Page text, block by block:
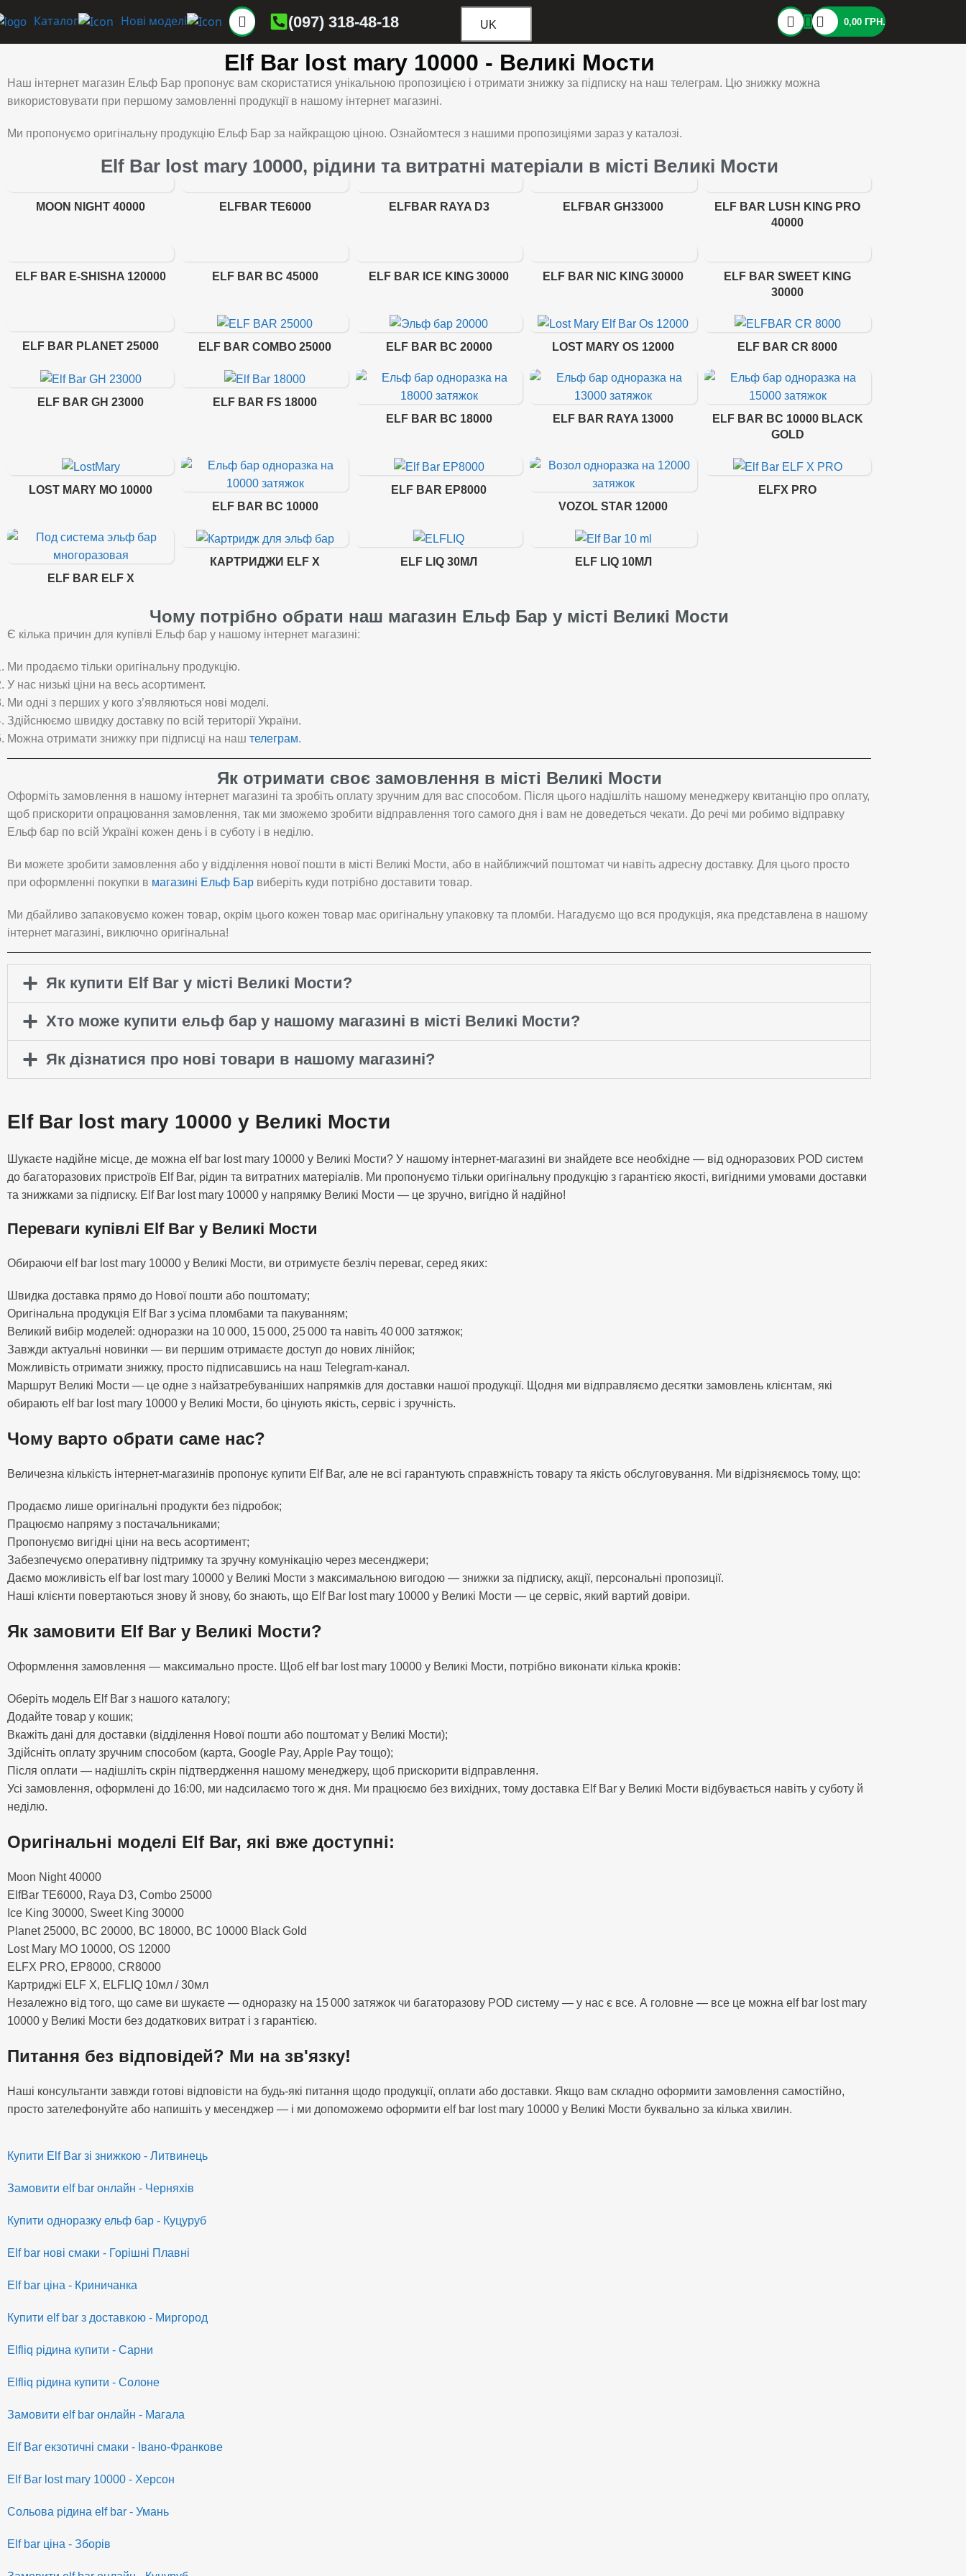
Каталог Нові моделі (097) 318-48-18 UK 0,00 ГРН.
Elf Bar lost mary 10000 - Великі Мости
Наш інтернет магазин Ельф Бар пропонує вам скористатися унікальною пропозицією і отримати знижку за підписку на наш телеграм. Цю знижку можна
використовувати при першому замовленні продукції в нашому інтернет магазині.
Ми пропонуємо оригінальну продукцію Ельф Бар за найкращою ціною. Ознайомтеся з нашими пропозиціями зараз у каталозі.
Elf Bar lost mary 10000, рідини та витратні матеріали в місті Великі Мости
MOON NIGHT 40000 ELFBAR TE6000 ELFBAR RAYA D3 ELFBAR GH33000
ELF BAR LUSH KING PRO
40000
ELF BAR E-SHISHA 120000 ELF BAR BC 45000 ELF BAR ICE KING 30000 ELF BAR NIC KING 30000
ELF BAR SWEET KING
30000
ELF BAR PLANET 25000 ELF BAR COMBO 25000 ELF BAR BC 20000 LOST MARY OS 12000 ELF BAR CR 8000
ELF BAR GH 23000
ELF BAR FS 18000
ELF BAR BC 18000
ELF BAR RAYA 13000
ELF BAR BC 10000 BLACK
GOLD
LOST MARY MO 10000
ELF BAR BC 10000
ELF BAR EP8000
VOZOL STAR 12000
ELFX PRO
ELF BAR ELF X
КАРТРИДЖИ ELF X ELF LIQ 30МЛ ELF LIQ 10МЛ
Чому потрібно обрати наш магазин Ельф Бар у місті Великі Мости
Є кілька причин для купівлі Ельф бар у нашому інтернет магазині:
Ми продаємо тільки оригінальну продукцію.
У нас низькі ціни на весь асортимент.
Ми одні з перших у кого з’являються нові моделі.
Здійснюємо швидку доставку по всій території України.
Можна отримати знижку при підписці на наш телеграм.
Як отримати своє замовлення в місті Великі Мости
Оформіть замовлення в нашому інтернет магазині та зробіть оплату зручним для вас способом. Після цього надішліть нашому менеджеру квитанцію про оплату,
щоб прискорити опрацювання замовлення, так ми зможемо зробити відправлення того самого дня і вам не доведеться чекати. До речі ми робимо відправку
Ельф бар по всій Україні кожен день і в суботу і в неділю.
Ви можете зробити замовлення або у відділення нової пошти в місті Великі Мости, або в найближчий поштомат чи навіть адресну доставку. Для цього просто
при оформленні покупки в магазині Ельф Бар виберіть куди потрібно доставити товар.
Ми дбайливо запаковуємо кожен товар, окрім цього кожен товар має оригінальну упаковку та пломби. Нагадуємо що вся продукція, яка представлена в нашому
інтернет магазині, виключно оригінальна!
Як купити Elf Bar у місті Великі Мости?
Хто може купити ельф бар у нашому магазині в місті Великі Мости?
Як дізнатися про нові товари в нашому магазині?
Elf Bar lost mary 10000 у Великі Мости
Шукаєте надійне місце, де можна elf bar lost mary 10000 у Великі Мости? У нашому інтернет-магазині ви знайдете все необхідне — від одноразових POD систем
до багаторазових пристроїв Elf Bar, рідин та витратних матеріалів. Ми пропонуємо тільки оригінальну продукцію з гарантією якості, вигідними умовами доставки
та знижками за підписку. Elf Bar lost mary 10000 у напрямку Великі Мости — це зручно, вигідно й надійно!
Переваги купівлі Elf Bar у Великі Мости
Обираючи elf bar lost mary 10000 у Великі Мости, ви отримуєте безліч переваг, серед яких:
Швидка доставка прямо до Нової пошти або поштомату;
Оригінальна продукція Elf Bar з усіма пломбами та пакуванням;
Великий вибір моделей: одноразки на 10 000, 15 000, 25 000 та навіть 40 000 затяжок;
Завжди актуальні новинки — ви першим отримаєте доступ до нових лінійок;
Можливість отримати знижку, просто підписавшись на наш Telegram-канал.
Маршрут Великі Мости — це одне з найзатребуваніших напрямків для доставки нашої продукції. Щодня ми відправляємо десятки замовлень клієнтам, які
обирають elf bar lost mary 10000 у Великі Мости, бо цінують якість, сервіс і зручність.
Чому варто обрати саме нас?
Величезна кількість інтернет-магазинів пропонує купити Elf Bar, але не всі гарантують справжність товару та якість обслуговування. Ми відрізняємось тому, що:
Продаємо лише оригінальні продукти без підробок;
Працюємо напряму з постачальниками;
Пропонуємо вигідні ціни на весь асортимент;
Забезпечуємо оперативну підтримку та зручну комунікацію через месенджери;
Даємо можливість elf bar lost mary 10000 у Великі Мости з максимальною вигодою — знижки за підписку, акції, персональні пропозиції.
Наші клієнти повертаються знову й знову, бо знають, що Elf Bar lost mary 10000 у Великі Мости — це сервіс, який вартий довіри.
Як замовити Elf Bar у Великі Мости?
Оформлення замовлення — максимально просте. Щоб elf bar lost mary 10000 у Великі Мости, потрібно виконати кілька кроків:
Оберіть модель Elf Bar з нашого каталогу;
Додайте товар у кошик;
Вкажіть дані для доставки (відділення Нової пошти або поштомат у Великі Мости);
Здійсніть оплату зручним способом (карта, Google Pay, Apple Pay тощо);
Після оплати — надішліть скрін підтвердження нашому менеджеру, щоб прискорити відправлення.
Усі замовлення, оформлені до 16:00, ми надсилаємо того ж дня. Ми працюємо без вихідних, тому доставка Elf Bar у Великі Мости відбувається навіть у суботу й
неділю.
Оригінальні моделі Elf Bar, які вже доступні:
Moon Night 40000
ElfBar TE6000, Raya D3, Combo 25000
Ice King 30000, Sweet King 30000
Planet 25000, BC 20000, BC 18000, BC 10000 Black Gold
Lost Mary MO 10000, OS 12000
ELFX PRO, EP8000, CR8000
Картриджі ELF X, ELFLIQ 10мл / 30мл
Незалежно від того, що саме ви шукаєте — одноразку на 15 000 затяжок чи багаторазову POD систему — у нас є все. А головне — все це можна elf bar lost mary
10000 у Великі Мости без додаткових витрат і з гарантією.
Питання без відповідей? Ми на зв'язку!
Наші консультанти завжди готові відповісти на будь-які питання щодо продукції, оплати або доставки. Якщо вам складно оформити замовлення самостійно,
просто зателефонуйте або напишіть у месенджер — і ми допоможемо оформити elf bar lost mary 10000 у Великі Мости буквально за кілька хвилин.
Купити Elf Bar зі знижкою - Литвинець
Замовити elf bar онлайн - Черняхів
Купити одноразку ельф бар - Куцуруб
Elf bar нові смаки - Горішні Плавні
Elf bar ціна - Криничанка
Купити elf bar з доставкою - Миргород
Elfliq рідина купити - Сарни
Elfliq рідина купити - Солоне
Замовити elf bar онлайн - Магала
Elf Bar екзотичні смаки - Івано-Франкове
Elf Bar lost mary 10000 - Херсон
Сольова рідина elf bar - Умань
Elf bar ціна - Зборів